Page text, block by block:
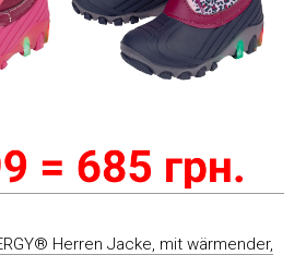
Herren Jacke, mit wärmender,